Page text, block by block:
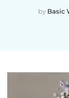
by Basic